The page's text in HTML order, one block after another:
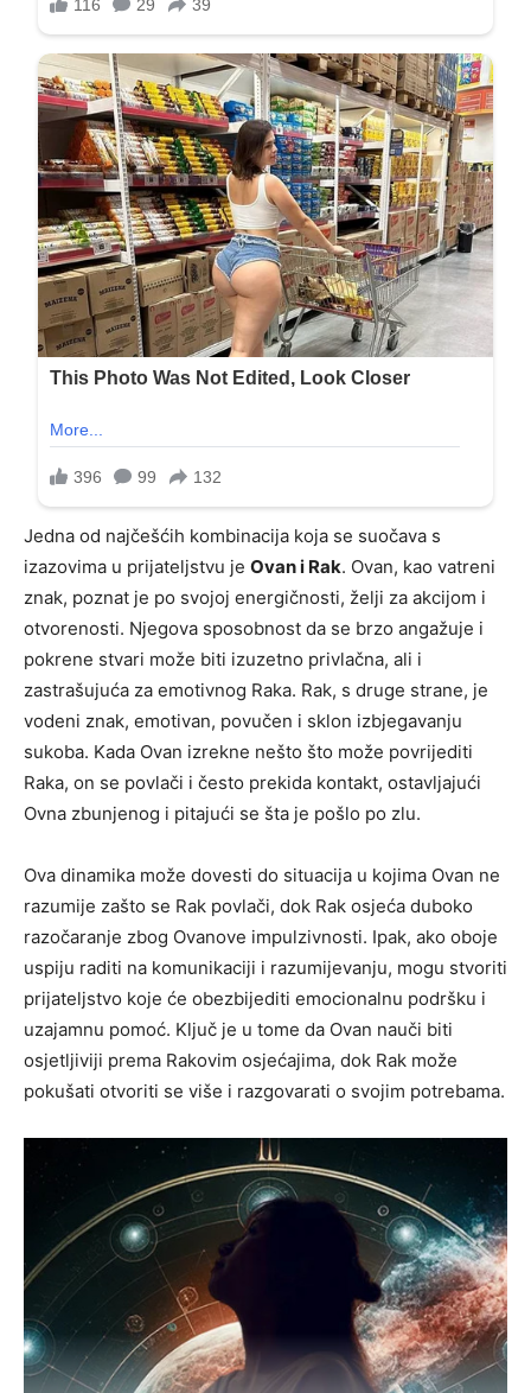
Jedna od najčešćih kombinacija koja se suočava s
izazovima u prijateljstvu je Ovan i Rak. Ovan, kao vatreni
znak, poznat je po svojoj energičnosti, želji za akcijom i
otvorenosti. Njegova sposobnost da se brzo angažuje i
pokrene stvari može biti izuzetno privlačna, ali i
zastrašujuća za emotivnog Raka. Rak, s druge strane, je
vodeni znak, emotivan, povučen i sklon izbjegavanju
sukoba. Kada Ovan izrekne nešto što može povrijediti
Raka, on se povlači i često prekida kontakt, ostavljajući
Ovna zbunjenog i pitajući se šta je pošlo po zlu.
Ova dinamika može dovesti do situacija u kojima Ovan ne
razumije zašto se Rak povlači, dok Rak osjeća duboko
razočaranje zbog Ovanove impulzivnosti. Ipak, ako oboje
uspiju raditi na komunikaciji i razumijevanju, mogu stvoriti
prijateljstvo koje će obezbijediti emocionalnu podršku i
uzajamnu pomoć. Ključ je u tome da Ovan nauči biti
osjetljiviji prema Rakovim osjećajima, dok Rak može
pokušati otvoriti se više i razgovarati o svojim potrebama.